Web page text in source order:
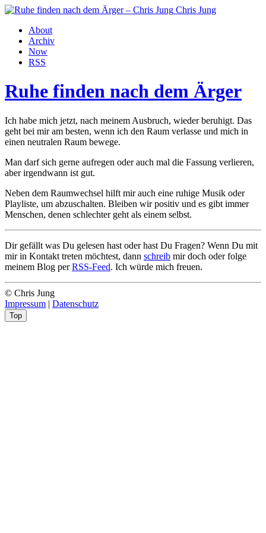
Chris Jung
About
Archiv
Now
RSS
Ruhe finden nach dem Ärger
Ich habe mich jetzt, nach meinem Ausbruch, wieder beruhigt. Das
geht bei mir am besten, wenn ich den Raum verlasse und mich in
einen neutralen Raum bewege.
Man darf sich gerne aufregen oder auch mal die Fassung verlieren,
aber irgendwann ist gut.
Neben dem Raumwechsel hilft mir auch eine ruhige Musik oder
Playliste, um abzuschalten. Bleiben wir positiv und es gibt immer
Menschen, denen schlechter geht als einem selbst.
Dir gefällt was Du gelesen hast oder hast Du Fragen? Wenn Du mit
mir in Kontakt treten möchtest, dann schreib mir doch oder folge
meinem Blog perRSS-Feed. Ich würde mich freuen.
© Chris Jung
Impressum | Datenschutz
Top